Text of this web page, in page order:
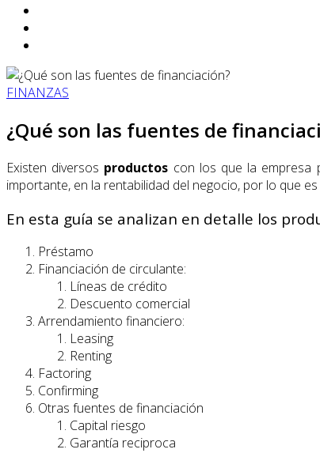
FINANZAS
¿Qué son las fuentes de
Existen diversos productos con los que la empresa
importante, en la rentabilidad del negocio, por lo que
En esta guía se analizan en detalle los
Préstamo
Financiación de circulante:
Líneas de crédito
Descuento comercial
Arrendamiento financiero:
Leasing
Renting
Factoring
Confirming
Otras fuentes de financiación
Capital riesgo
Garantía reciproca